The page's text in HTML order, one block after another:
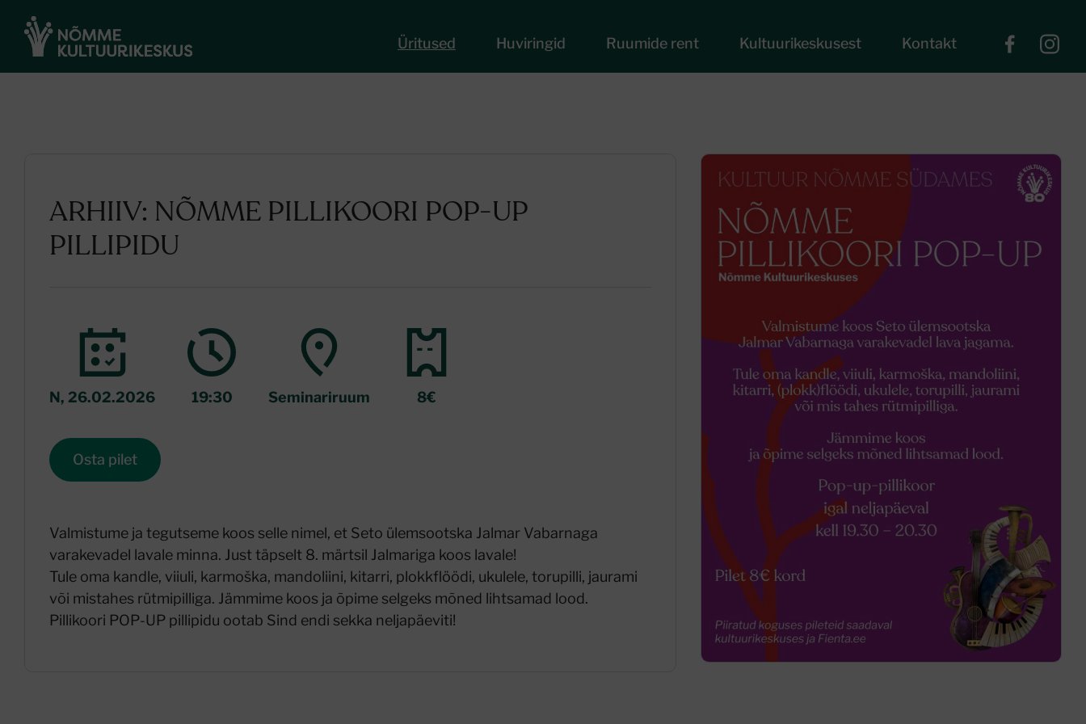
Üritused Huviringid Ruumide rent Kultuurikeskusest Kontakt
ARHIIV: NÕMME PILLIKOORI POP-UP
PILLIPIDU
N, 26.02.2026 19:30 Seminariruum 8€
Osta pilet
Valmistume ja tegutseme koos selle nimel, et Seto ülemsootska Jalmar Vabarnaga
varakevadel lavale minna. Just täpselt 8. märtsil Jalmariga koos lavale!
Tule oma kandle, viiuli, karmoška, mandoliini, kitarri, plokkflöödi, ukulele, torupilli, jaurami
või mistahes rütmipilliga. Jämmime koos ja õpime selgeks mõned lihtsamad lood.
Pillikoori POP-UP pillipidu ootab Sind endi sekka neljapäeviti!